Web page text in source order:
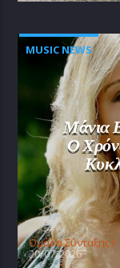
MUSIC NEWS
Μάνια
Ο
Oμάδα Σύνταξης Ι
20/07/2026